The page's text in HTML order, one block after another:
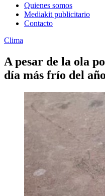
Quienes somos
Mediakit publicitario
Contacto
Clima
A pesar de la ola
día más frío del